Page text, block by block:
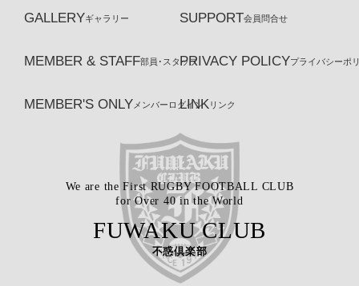
GALLERYギャラリー
MEMBER & STAFF部員･スタッフ
MEMBER'S ONLY メンバーログイン
SUPPORT会員問合せ
PRIVACY POLICYプライバシーポ
LINK リンク
We are the First RUGBY FOOTBALL CLUB
for Over 40 in the World
FUWAKU CLUB
不惑倶楽部